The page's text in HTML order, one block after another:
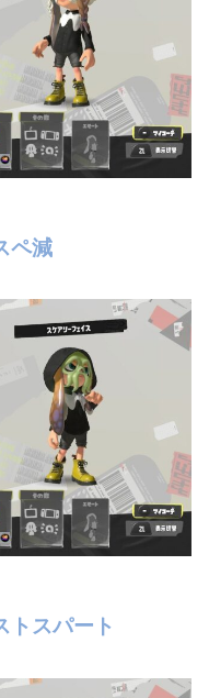
ペ減
スパート